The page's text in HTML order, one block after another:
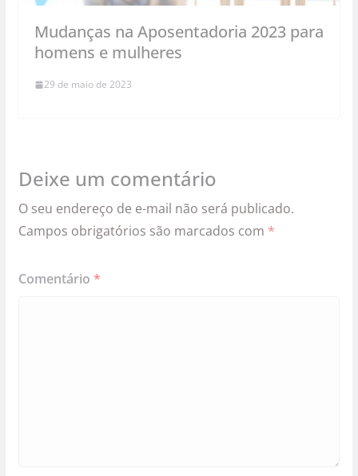
Mudanças na Aposentadoria 2023 para
homens e mulheres
29 de maio de 2023
Deixe um comentário
O seu endereço de e-mail não será publicado.
Campos obrigatórios são marcados com *
Comentário *